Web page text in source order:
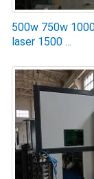
500w 750w
laser 1500 ...